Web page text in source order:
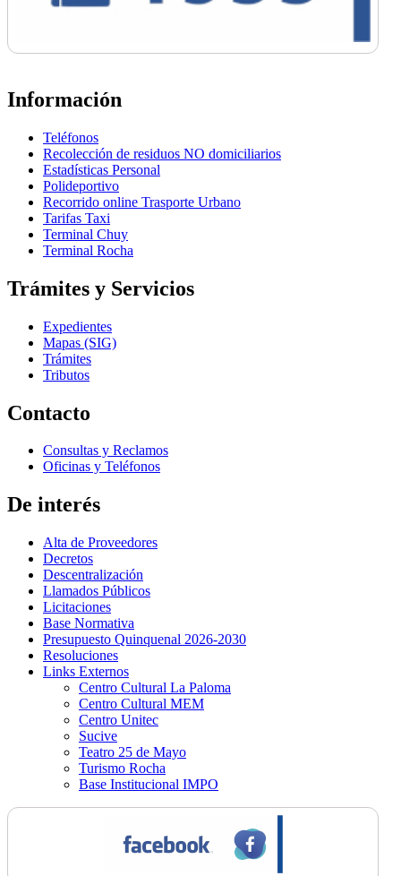
Información
Teléfonos
Recolección de residuos NO domiciliarios
Estadísticas Personal
Polideportivo
Recorrido online Trasporte Urbano
Tarifas Taxi
Terminal Chuy
Terminal Rocha
Trámites y Servicios
Expedientes
Mapas (SIG)
Trámites
Tributos
Contacto
Consultas y Reclamos
Oficinas y Teléfonos
De interés
Alta de Proveedores
Decretos
Descentralización
Llamados Públicos
Licitaciones
Base Normativa
Presupuesto Quinquenal 2026-2030
Resoluciones
Links Externos
Centro Cultural La Paloma
Centro Cultural MEM
Centro Unitec
Sucive
Teatro 25 de Mayo
Turismo Rocha
Base Institucional IMPO